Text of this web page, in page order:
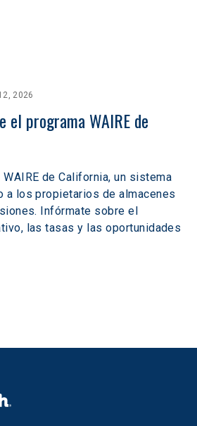
2026
el programa WAIRE de
de California, un sistema
a los propietarios de almacenes
Infórmate sobre el
las tasas y las oportunidades